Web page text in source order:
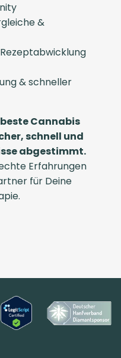
&
& schneller
Cannabis
schnell und
abgestimmt.
Erfahrungen
für Deine